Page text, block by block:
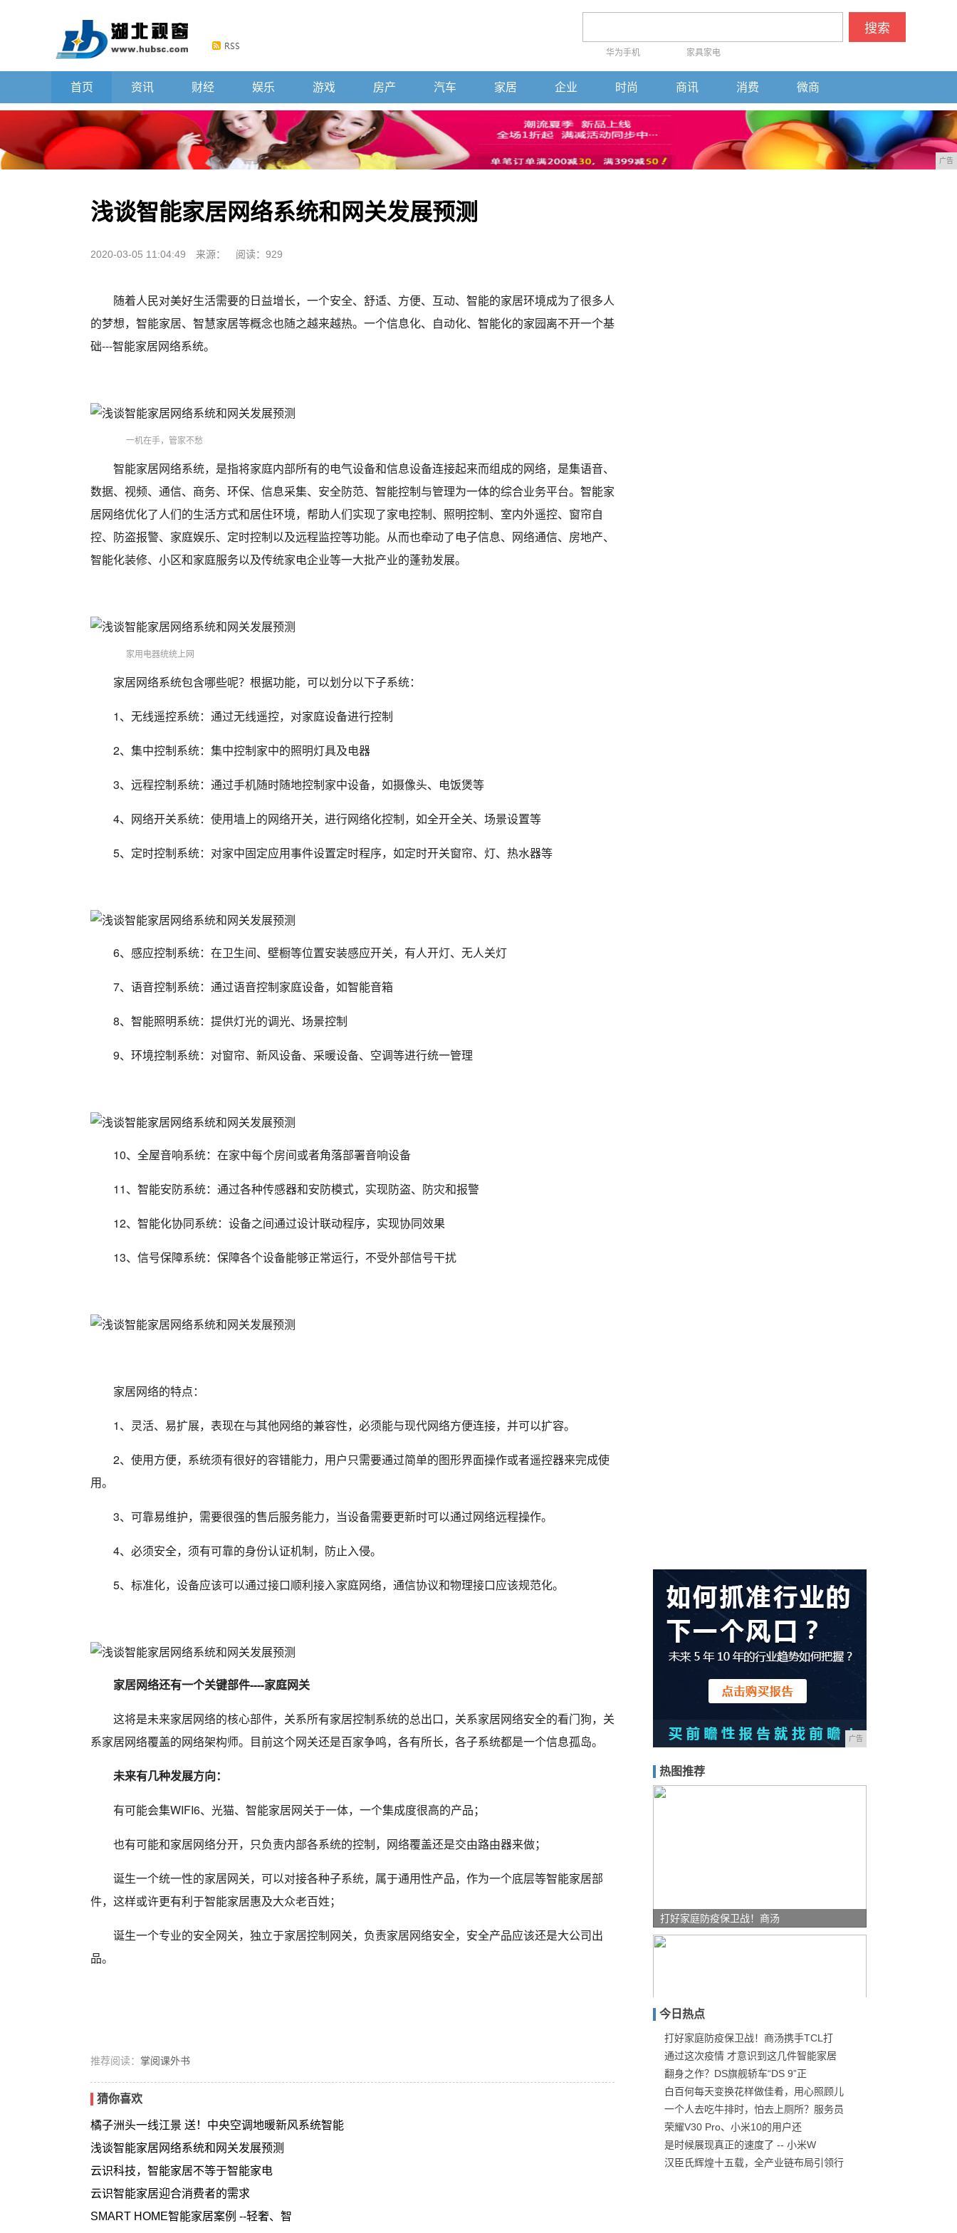
搜索
华为手机 家具家电
首页 资讯 财经 娱乐 游戏 房产 汽车 家居 企业 时尚 商讯 消费 微商
广告
浅谈智能家居网络系统和网关发展预测
2020-03-05 11:04:49 来源： 阅读：929
随着人民对美好生活需要的日益增长，一个安全、舒适、方便、互动、智能的家居环境成为了很多人
的梦想，智能家居、智慧家居等概念也随之越来越热。一个信息化、自动化、智能化的家园离不开一个基
础---智能家居网络系统。
一机在手，管家不愁
智能家居网络系统，是指将家庭内部所有的电气设备和信息设备连接起来而组成的网络，是集语音、
数据、视频、通信、商务、环保、信息采集、安全防范、智能控制与管理为一体的综合业务平台。智能家
居网络优化了人们的生活方式和居住环境，帮助人们实现了家电控制、照明控制、室内外遥控、窗帘自
控、防盗报警、家庭娱乐、定时控制以及远程监控等功能。从而也牵动了电子信息、网络通信、房地产、
智能化装修、小区和家庭服务以及传统家电企业等一大批产业的蓬勃发展。
家用电器统统上网
家居网络系统包含哪些呢？根据功能，可以划分以下子系统：
1、无线遥控系统：通过无线遥控，对家庭设备进行控制
2、集中控制系统：集中控制家中的照明灯具及电器
3、远程控制系统：通过手机随时随地控制家中设备，如摄像头、电饭煲等
4、网络开关系统：使用墙上的网络开关，进行网络化控制，如全开全关、场景设置等
5、定时控制系统：对家中固定应用事件设置定时程序，如定时开关窗帘、灯、热水器等
6、感应控制系统：在卫生间、壁橱等位置安装感应开关，有人开灯、无人关灯
7、语音控制系统：通过语音控制家庭设备，如智能音箱
8、智能照明系统：提供灯光的调光、场景控制
9、环境控制系统：对窗帘、新风设备、采暖设备、空调等进行统一管理
10、全屋音响系统：在家中每个房间或者角落部署音响设备
11、智能安防系统：通过各种传感器和安防模式，实现防盗、防灾和报警
12、智能化协同系统：设备之间通过设计联动程序，实现协同效果
13、信号保障系统：保障各个设备能够正常运行，不受外部信号干扰
家居网络的特点：
1、灵活、易扩展，表现在与其他网络的兼容性，必须能与现代网络方便连接，并可以扩容。
2、使用方便，系统须有很好的容错能力，用户只需要通过简单的图形界面操作或者遥控器来完成使
用。
3、可靠易维护，需要很强的售后服务能力，当设备需要更新时可以通过网络远程操作。
4、必须安全，须有可靠的身份认证机制，防止入侵。
5、标准化，设备应该可以通过接口顺利接入家庭网络，通信协议和物理接口应该规范化。
家居网络还有一个关键部件----家庭网关
这将是未来家居网络的核心部件，关系所有家居控制系统的总出口，关系家居网络安全的看门狗，关
系家居网络覆盖的网络架构师。目前这个网关还是百家争鸣，各有所长，各子系统都是一个信息孤岛。
未来有几种发展方向：
有可能会集WIFI6、光猫、智能家居网关于一体，一个集成度很高的产品；
也有可能和家居网络分开，只负责内部各系统的控制，网络覆盖还是交由路由器来做；
诞生一个统一性的家居网关，可以对接各种子系统，属于通用性产品，作为一个底层等智能家居部
件，这样或许更有利于智能家居惠及大众老百姓；
诞生一个专业的安全网关，独立于家居控制网关，负责家居网络安全，安全产品应该还是大公司出
品。
推荐阅读： 掌阅课外书
猜你喜欢
橘子洲头一线江景 送！中央空调地暖新风系统智能
浅谈智能家居网络系统和网关发展预测
云识科技，智能家居不等于智能家电
云识智能家居迎合消费者的需求
SMART HOME智能家居案例 --轻奢、智
广告
热图推荐
打好家庭防疫保卫战！商汤
通过这次疫情 才意识到这
今日热点
打好家庭防疫保卫战！商汤携手TCL打
通过这次疫情 才意识到这几件智能家居
翻身之作？DS旗舰轿车“DS 9”正
白百何每天变换花样做佳肴，用心照顾儿
一个人去吃牛排时，怕去上厕所？服务员
荣耀V30 Pro、小米10的用户还
是时候展现真正的速度了 -- 小米W
汉臣氏辉煌十五载，全产业链布局引领行